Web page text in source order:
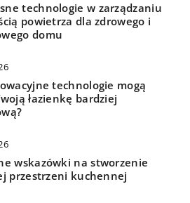
technologie w zarządzaniu
powietrza dla zdrowego i
domu
technologie mogą
łazienkę bardziej
wskazówki na stworzenie
przestrzeni kuchennej